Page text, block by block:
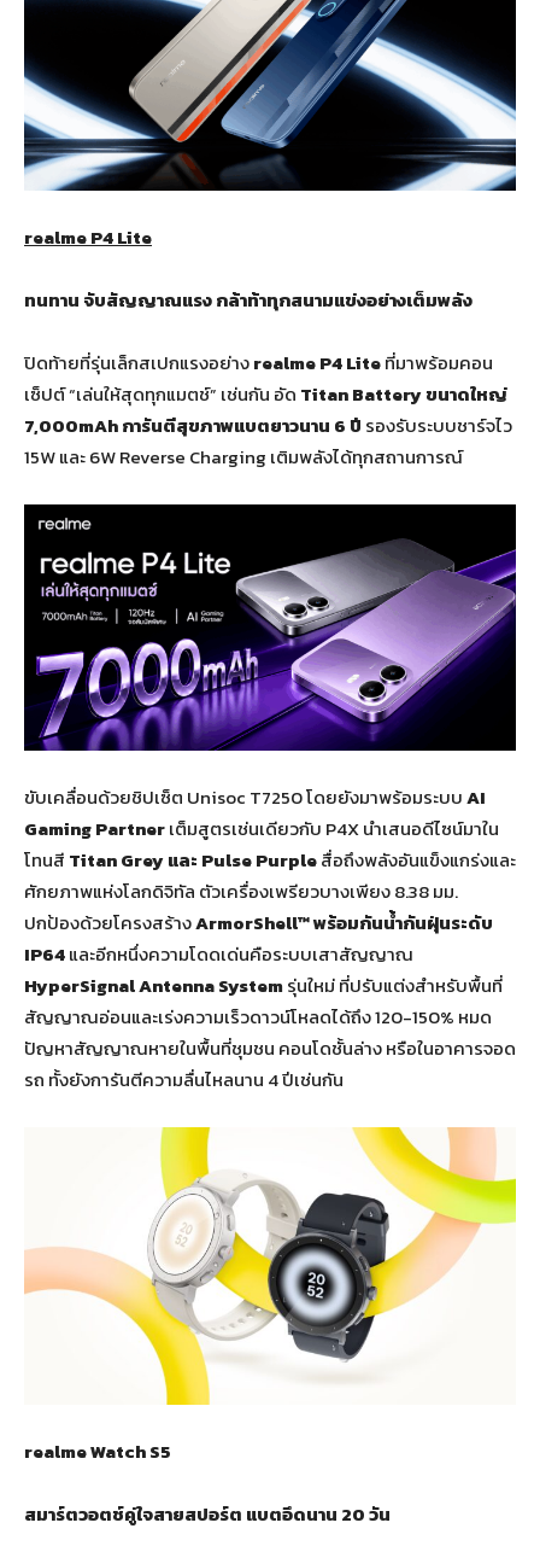
realme P4 Lite
ทนทาน จับสัญญาณแรง กล้าท้าทุกสนามแข่งอย่างเต็มพลัง
ปิดท้ายที่รุ่นเล็กสเปกแรงอย่างrealme P4 Liteที่มาพร้อมคอน
เซ็ปต์ “เล่นให้สุดทุกแมตช์” เช่นกัน อัด Titan Battery ขนาดใหญ่
7,000mAhการันตีสุขภาพแบตยาวนาน 6 ปี รองรับระบบชาร์จไว
15W และ 6W Reverse Charging เติมพลังได้ทุกสถานการณ์
ขับเคลื่อนด้วยชิปเซ็ต Unisoc T7250 โดยยังมาพร้อมระบบAI
Gaming Partnerเต็มสูตรเช่นเดียวกับ P4X นำเสนอดีไซน์มาใน
โทนสี Titan Greyและ Pulse Purpleสื่อถึงพลังอันแข็งแกร่งและ
ศักยภาพแห่งโลกดิจิทัล ตัวเครื่องเพรียวบางเพียง 8.38 มม.
ปกป้องด้วยโครงสร้างArmorShell™พร้อมกันน้ำกันฝุ่นระดับ
IP64และอีกหนึ่งความโดดเด่นคือระบบเสาสัญญาณ
HyperSignal Antenna Systemรุ่นใหม่ ที่ปรับแต่งสำหรับพื้นที่
สัญญาณอ่อนและเร่งความเร็วดาวน์โหลดได้ถึง 120-150% หมด
ปัญหาสัญญาณหายในพื้นที่ชุมชน คอนโดชั้นล่าง หรือในอาคารจอด
รถ ทั้งยังการันตีความลื่นไหลนาน 4 ปีเช่นกัน
realme Watch S5
สมาร์ตวอตช์คู่ใจสายสปอร์ต แบตอึดนาน 20 วัน